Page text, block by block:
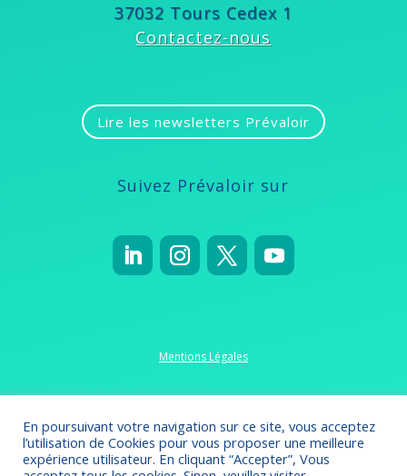
37032 Tours Cedex 1
Contactez-nous
Lire les newsletters Prévaloir
Suivez Prévaloir sur
Mentions Légales
Politique de confidentialité
En poursuivant votre navigation sur ce site, vous acceptez
l’utilisation de Cookies pour vous proposer une meilleure
expérience utilisateur. En cliquant “Accepter”, Vous